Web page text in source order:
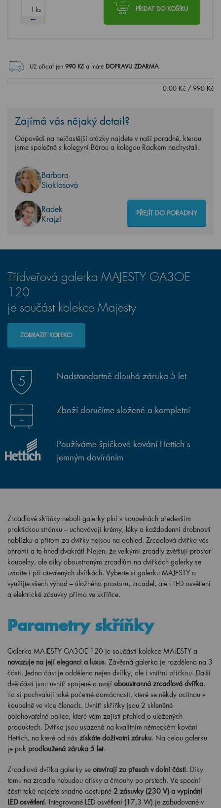
PŘIDAT DO KOŠÍKU
ks
Už přidat jen 990Kč a máte DOPRAVU ZDARMA.
0.00 Kč / 990 Kč
Zajímá vás nějaký detail?
Odpovědi na nejčastější otázky najdete v naší poradně, kterou
jsme společně s kolegyní Bárou a kolegou Radkem nachystali.
Barbora
Stoklasová
Radek
Krajzl
PŘEJÍT DO PORADNY
Třídveřová galerka MAJESTY GA3OE
120
je součást kolekce Majesty
ZOBRAZIT KOLEKCI
Nadstandartně dlouhá záruka 5 let
Zboží doručíme složené a kompletní
Používáme špičkové kování Hettich s
jemným dovíráním
Zrcadlové skříňky neboli galerky plní v koupelnách především
praktickou stránku – uchovávají krémy, léky a každodenní drobnosti
nablízku a přitom za dvířky nejsou na dohled. Zrcadlová dvířka vás
ohromí a to hned dvakrát! Nejen, že velkými zrcadly zvětšují prostor
koupelny, ale díky oboustraným zrcadlům na dvířkách galerky se
uvidíte i při otevřených dvířkách. Vyberte si galerku MAJESTY a
využijte všech výhod – úložného prostoru, zrcadel, ale i LED osvětlení
a elektrické zásuvky přímo ve skříňce.
Parametry skříňky
Galerka MAJESTY GA3OE 120 je součástí kolekce MAJESTY a
navazuje na její eleganci a luxus. Závěsná galerka je rozdělena na 3
části. Jedna část je oddělena nejen dvířky, ale i vnitřní příčkou. Další
dvě části jsou uvnitř spojené a mají oboustranná zrcadlová dvířka.
Ta si pochvalují také početné domácnosti, které se někdy ocitnou v
koupelně ve více členech. Uvnitř skříňky jsou 2 skleněné
polohovatelné police, které vám zajistí přehled o uložených
produktech. Dvířka jsou usazená na kvalitním německém kování
Hettich, na které od nás získáte doživotní záruku. Na celou galerku
je pak prodloužená záruka 5 let.
Zrcadlová dvířka galerky se otevírají za přesah v dolní části. Díky
tomu na zrcadle nebudou otisky a čmouhy po prstech. Ve spodní
části také najdete snadno dostupné 2 zásuvky (230 V) a vypínání
LED osvětlení. Integrované LED osvětlení (17,3 W) je zabudované v